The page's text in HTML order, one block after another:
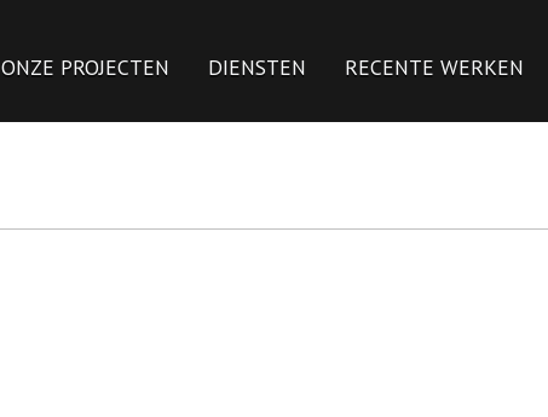
ONZE PROJECTEN DIENSTEN RECENTE WERKEN